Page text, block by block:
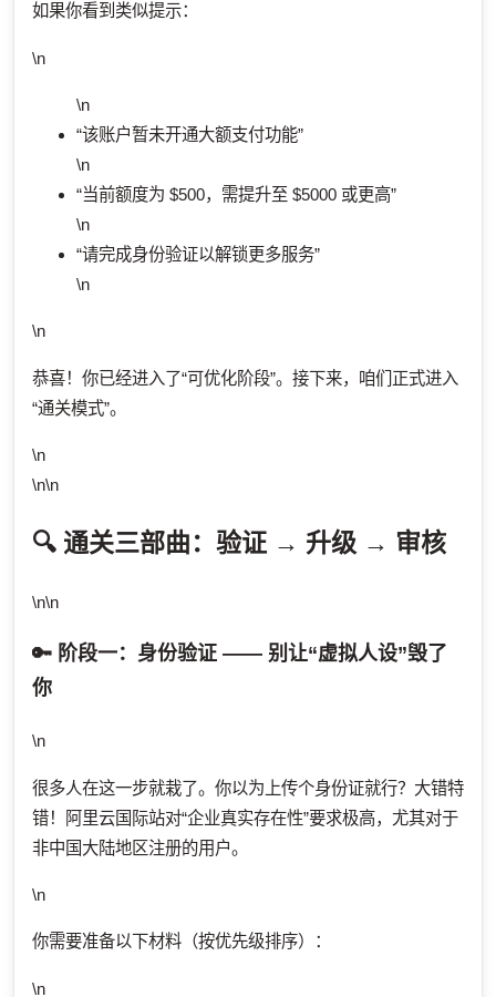
如果你看到类似提示：
\n
\n
“该账户暂未开通大额支付功能”
\n
“当前额度为 $500，需提升至 $5000 或更高”
\n
“请完成身份验证以解锁更多服务”
\n
\n
恭喜！你已经进入了“可优化阶段”。接下来，咱们正式进入
“通关模式”。
\n
\n\n
🔍 通关三部曲：验证 → 升级 → 审核
\n\n
🔑 阶段一：身份验证 —— 别让“虚拟人设”毁了
你
\n
很多人在这一步就栽了。你以为上传个身份证就行？大错特
错！阿里云国际站对“企业真实存在性”要求极高，尤其对于
非中国大陆地区注册的用户。
\n
你需要准备以下材料（按优先级排序）：
\n